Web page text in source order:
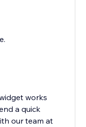
works
a quick
our team at